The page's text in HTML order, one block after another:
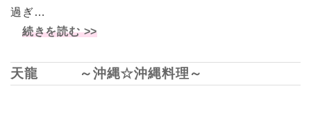
過ぎ…
続きを読む >>
天龍 ～沖縄☆沖縄料理～